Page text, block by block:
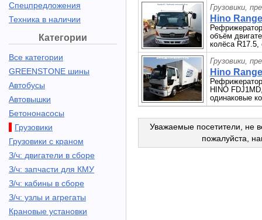
Спецпредложения
Техника в наличии
Категории
Все категории
GREENSTONE шины
Автобусы
Автовышки
Бетононасосы
Грузовики
Грузовики с краном
З/ч: двигатели в сборе
З/ч: запчасти для КМУ
З/ч: кабины в сборе
З/ч: узлы и агрегаты
Крановые установки
Грузовики,
Hino
объём
колёса
Грузовики,
Hino
HINO
одинаковые
Уважаемые посетители, не
пожалуйста,